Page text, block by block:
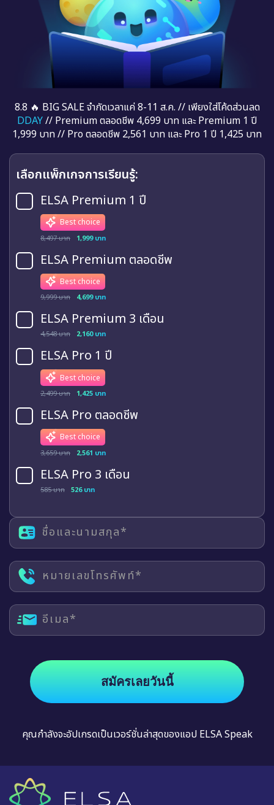
8.8 🔥 BIG SALE จำกัดเวลาแค่ 8-11 ส.ค. // เพียงใส่โค้ดส่วนลด
DDAY// Premium ตลอดชีพ 4,699 บาท และ Premium 1 ปี
1,999 บาท // Pro ตลอดชีพ 2,561 บาท และ Pro 1 ปี 1,425 บาท
เลือกแพ็กเกจการเรียนรู้:
ELSA Premium 1 ปี
Best choice
8,497 บาท 1,999 บาท
ELSA Premium ตลอดชีพ
Best choice
9,999 บาท 4,699 บาท
ELSA Premium 3 เดือน
4,548 บาท 2,160 บาท
ELSA Pro 1 ปี
Best choice
2,499 บาท 1,425 บาท
ELSA Pro ตลอดชีพ
Best choice
3,659 บาท 2,561 บาท
ELSA Pro 3 เดือน
585 บาท 526 บาท
ชื่อและนามสกุล*
หมายเลขโทรศัพท์*
อีเมล*
สมัครเลยวันนี้
คุณกำลังจะอัปเกรดเป็นเวอร์ชั่นล่าสุดของแอป ELSA Speak